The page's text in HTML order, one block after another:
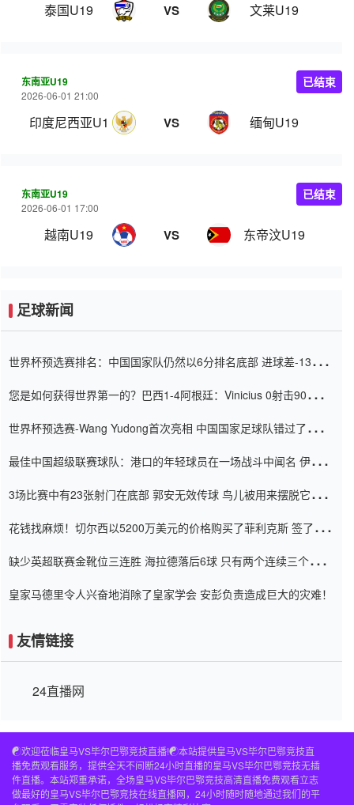
泰国U19 VS 文莱U19
东南亚U19
2026-06-01 21:00
印度尼西亚U19 VS 缅甸U19
已结束
东南亚U19
2026-06-01 17:00
越南U19 VS 东帝汶U19
已结束
足球新闻
世界杯预选赛排名：中国国家队仍然以6分排名底部 进球差-13令人
您是如何获得世界第一的？巴西1-4阿根廷：Vinicius 0射击90分钟
世界杯预选赛-Wang Yudong首次亮相 中国国家足球队错过了世界
最佳中国超级联赛球队：港口的年轻球员在一场战斗中闻名 伊万放
3场比赛中有23张射门在底部 郭安无效传球 鸟儿被用来摆脱它
花钱找麻烦！切尔西以5200万美元的价格购买了菲利克斯 签了7年
缺少英超联赛金靴位三连胜 海拉德落后6球 只有两个连续三个连续
皇家马德里令人兴奋地消除了皇家学会 安彭负责造成巨大的灾难！
友情链接
24直播网
☯️欢迎莅临皇马VS毕尔巴鄂竞技直播!☯️本站提供皇马VS毕尔巴鄂竞技直
播免费观看服务，提供全天不间断24小时直播的皇马VS毕尔巴鄂竞技无插
件直播。本站郑重承诺，全场皇马VS毕尔巴鄂竞技高清直播免费观看立志
做最好的皇马VS毕尔巴鄂竞技在线直播网，24小时随时随地通过我们的平